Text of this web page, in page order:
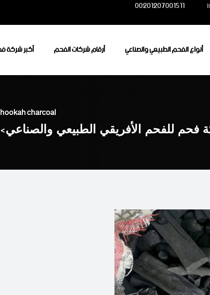
00201207001511
أكبر شركة أرقام شركات الفحم أنواع الفحم الطبيعي والصناعي
charcoal
فحم للفحم الأفريقي الطبيعي والصناعي>